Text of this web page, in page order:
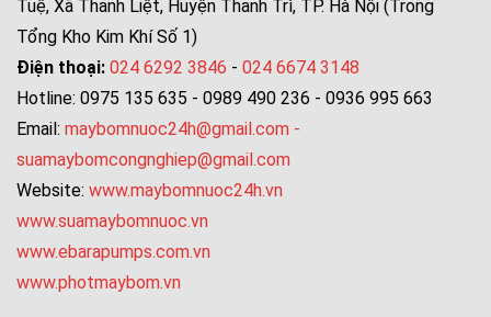
Tuệ, Xã Thanh Liệt, Huyện Thanh Trì, TP. Hà Nội (Trong
Tổng Kho Kim Khí Số 1)
Điện thoại: 024 6292 3846 - 024 6674 3148
Hotline: 0975 135 635 - 0989 490 236 - 0936 995 663
Email: maybomnuoc24h@gmail.com -
suamaybomcongnghiep@gmail.com
Website: www.maybomnuoc24h.vn
www.suamaybomnuoc.vn
www.ebarapumps.com.vn
www.photmaybom.vn